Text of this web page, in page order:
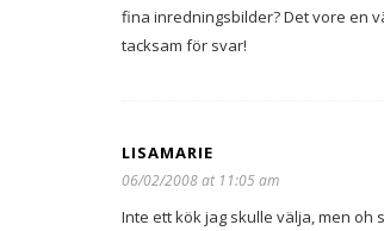
fina inredningsbilder? Det vore en
tacksam för svar!
LISAMARIE
06/02/2008 at 11:05 am
Inte ett kök jag skulle välja, men oh